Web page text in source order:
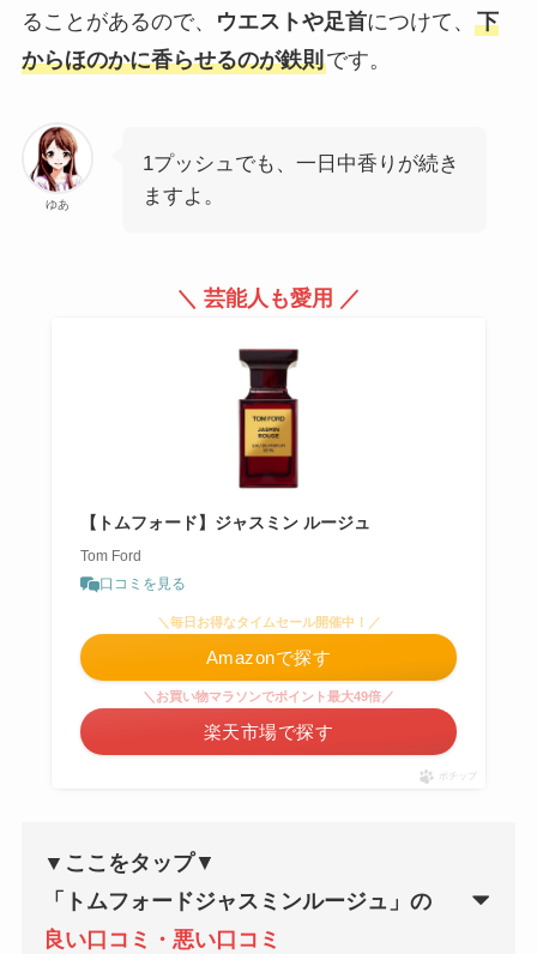
ることがあるので、
ウエストや足首につけて、 下
からほのかに香らせるのが鉄則です。
ゆあ
1プッシュでも、一日中香りが続き
ますよ。
＼ 芸能人も愛用 ／
【トムフォード】ジャスミン ルージュ
Tom Ford
口コミを見る
＼毎日お得なタイムセール開催中！／
Amazonで探す
＼お買い物マラソンでポイント最大49倍／
楽天市場で探す
ポチップ
▼ここをタップ▼
「
トムフォードジャスミンルージュ 」の
良い口コミ・悪い口コミ